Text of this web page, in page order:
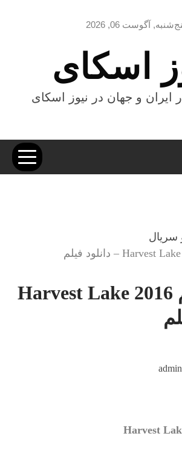
آگوست 06, 2026
اسکای
ایران و جهان در نیوز اسکای
سریال
دانلود فیلم Harvest Lake 2016
admin